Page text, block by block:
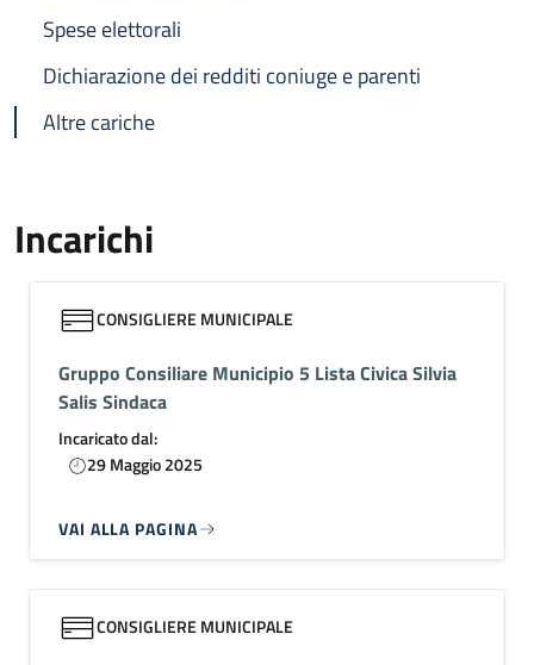
Spese elettorali
Dichiarazione dei redditi coniuge e parenti
Altre cariche
Incarichi
CONSIGLIERE MUNICIPALE
Gruppo Consiliare Municipio 5 Lista Civica Silvia
Salis Sindaca
Incaricato dal:
29 Maggio 2025
VAI ALLA PAGINA
CONSIGLIERE MUNICIPALE